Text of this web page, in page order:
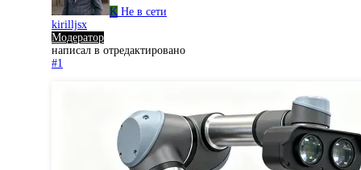
K Не в сети
kirilljsx
Модератор
написал в отредактировано
#1